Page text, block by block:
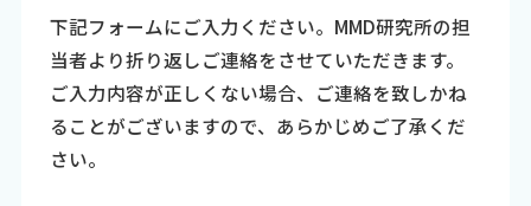
下記フォームにご入力ください。MMD研究所の担
当者より折り返しご連絡をさせていただきます。
ご入力内容が正しくない場合、ご連絡を致しかね
ることがございますので、あらかじめご了承くだ
さい。